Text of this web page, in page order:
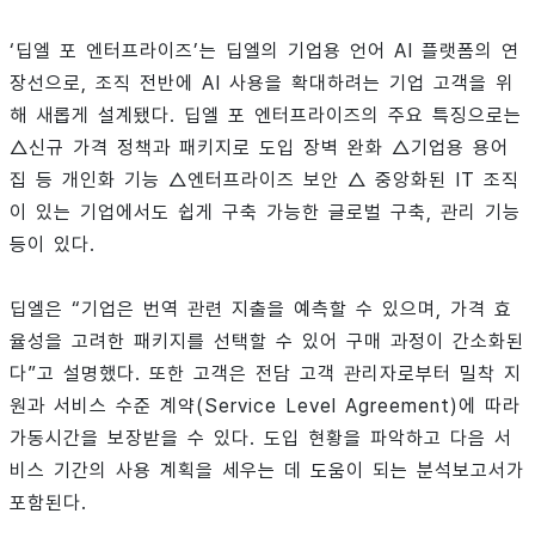
‘딥엘 포 엔터프라이즈’는 딥엘의 기업용 언어 AI 플랫폼의 연
장선으로, 조직 전반에 AI 사용을 확대하려는 기업 고객을 위
해 새롭게 설계됐다. 딥엘 포 엔터프라이즈의 주요 특징으로는
△신규 가격 정책과 패키지로 도입 장벽 완화 △기업용 용어
집 등 개인화 기능 △엔터프라이즈 보안 △ 중앙화된 IT 조직
이 있는 기업에서도 쉽게 구축 가능한 글로벌 구축, 관리 기능
등이 있다.
딥엘은 “기업은 번역 관련 지출을 예측할 수 있으며, 가격 효
율성을 고려한 패키지를 선택할 수 있어 구매 과정이 간소화된
다”고 설명했다. 또한 고객은 전담 고객 관리자로부터 밀착 지
원과 서비스 수준 계약(Service Level Agreement)에 따라
가동시간을 보장받을 수 있다. 도입 현황을 파악하고 다음 서
비스 기간의 사용 계획을 세우는 데 도움이 되는 분석보고서가
포함된다.